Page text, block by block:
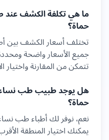
ما هي تكلفة الكشف
حماة؟
تختلف أسعار الكشف بين
جميع الأسعار واضحة
تتمكن من المقارنة
هل يوجد طبيبطب نساء
حماة؟
نعم، نوفر لك أطباءطب
يمكنك اختيار المنطقة